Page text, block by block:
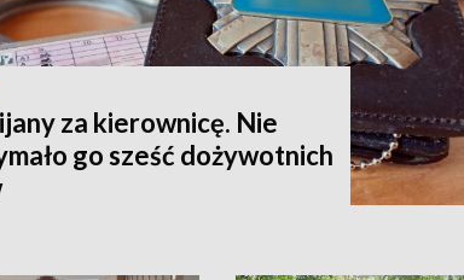
za kierownicę. Nie
go sześć dożywotnich